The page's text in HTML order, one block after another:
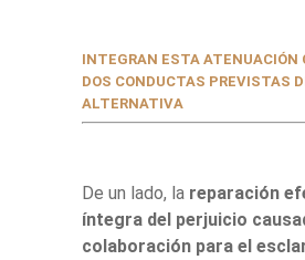
INTEGRAN ESTA ATENUACIÓN
DOS CONDUCTAS PREVISTAS
ALTERNATIVA
De un lado, la reparación
íntegra del perjuicio
colaboración para el